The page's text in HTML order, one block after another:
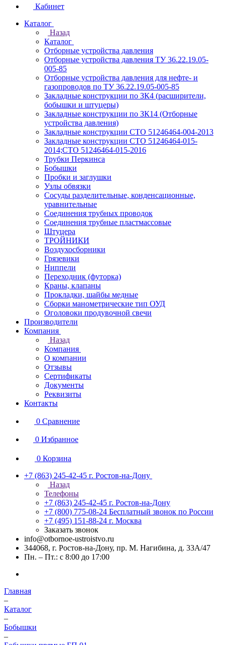
Кабинет
Каталог
Назад
Каталог
Отборные устройства давления
Отборные устройства давления ТУ 36.22.19.05-
005-85
Отборные устройства давления для нефте- и
газопроводов по ТУ 36.22.19.05-005-85
Закладные конструкции по ЗК4 (расширители,
бобышки и штуцеры)
Закладные конструкции по ЗК14 (Отборные
устройства давления)
Закладные конструкции СТО 51246464-004-2013
Закладные конструкции СТО 51246464-015-
2014;СТО 51246464-015-2016
Трубки Перкинса
Бобышки
Пробки и заглушки
Узлы обвязки
Сосуды разделительные, конденсационные,
уравнительные
Соединения трубных проводок
Соединения трубные пластмассовые
Штуцера
ТРОЙНИКИ
Воздухосборники
Грязевики
Ниппели
Переходник (футорка)
Краны, клапаны
Прокладки, шайбы медные
Сборки манометрические тип ОУД
Оголовоки продувочной свечи
Производители
Компания
Назад
Компания
О компании
Отзывы
Сертификаты
Документы
Реквизиты
Контакты
0 Сравнение
0 Избранное
0 Корзина
+7 (863) 245-42-45 г. Ростов-на-Дону
Назад
Телефоны
+7 (863) 245-42-45 г. Ростов-на-Дону
+7 (800) 775-08-24 Бесплатный звонок по России
+7 (495) 151-88-24 г. Москва
Заказать звонок
info@otbornoe-ustroistvo.ru
344068, г. Ростов-на-Дону, пр. М. Нагибина, д. 33А/47
Пн. – Пт.: с 8:00 до 17:00
Главная
–
Каталог
–
Бобышки
–